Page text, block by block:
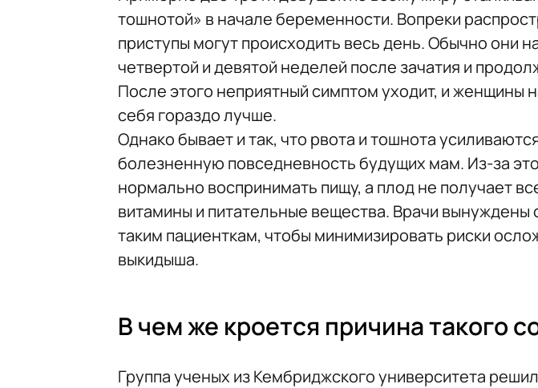
тошнотой» в начале беременности. Вопреки
приступы могут происходить весь день. Обычно они
четвертой и девятой неделей после зачатия и
После этого неприятный симптом уходит, и женщины
себя гораздо лучше.
Однако бывает и так, что рвота и тошнота
болезненную повседневность будущих мам. Из-за
нормально воспринимать пищу, а плод не получает
витамины и питательные вещества. Врачи вынуждены
таким пациенткам, чтобы минимизировать риски
выкидыша.
В чем же кроется причина такого
Группа ученых из Кембриджского университета